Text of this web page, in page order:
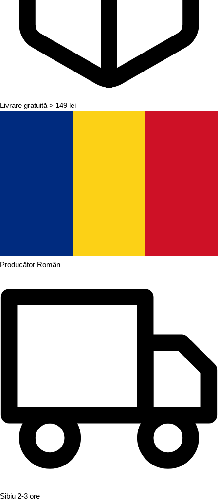
Livrare gratuită > 149 lei
Producător Român
Sibiu 2-3 ore